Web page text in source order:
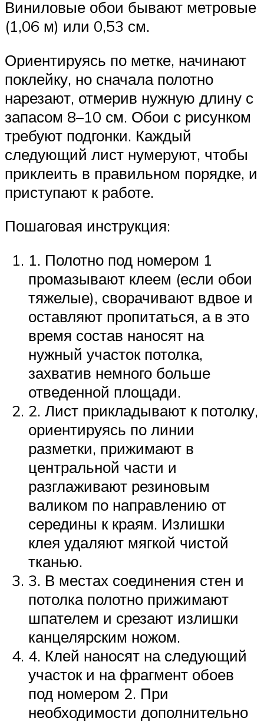
Виниловые обои бывают метровые
(1,06 м) или 0,53 см.
Ориентируясь по метке, начинают
поклейку, но сначала полотно
нарезают, отмерив нужную длину с
запасом 8–10 см. Обои с рисунком
требуют подгонки. Каждый
следующий лист нумеруют, чтобы
приклеить в правильном порядке, и
приступают к работе.
Пошаговая инструкция:
1. Полотно под номером 1
промазывают клеем (если обои
тяжелые), сворачивают вдвое и
оставляют пропитаться, а в это
время состав наносят на
нужный участок потолка,
захватив немного больше
отведенной площади.
2. Лист прикладывают к потолку,
ориентируясь по линии
разметки, прижимают в
центральной части и
разглаживают резиновым
валиком по направлению от
середины к краям. Излишки
клея удаляют мягкой чистой
тканью.
3. В местах соединения стен и
потолка полотно прижимают
шпателем и срезают излишки
канцелярским ножом.
4. Клей наносят на следующий
участок и на фрагмент обоев
под номером 2. При
необходимости дополнительно